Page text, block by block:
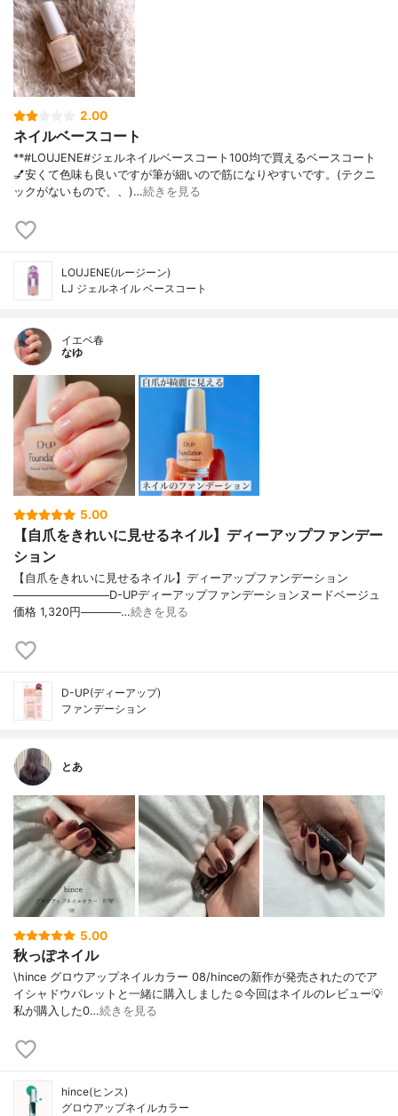
2.00
ネイルベースコート
**#LOUJENE#ジェルネイルベースコート100均で買えるベースコート
💅安くて色味も良いですが筆が細いので筋になりやすいです。(テクニ
ックがないもので、、)…続きを見る
LOUJENE(ルージーン)
LJ ジェルネイル ベースコート
イエベ春
なゆ
5.00
【自爪をきれいに見せるネイル】ディーアップファンデー
ション
【自爪をきれいに見せるネイル】ディーアップファンデーション
────────────D-UPディーアップファンデーションヌードベージュ
価格 1,320円─────…続きを見る
D-UP(ディーアップ)
ファンデーション
とあ
5.00
秋っぽネイル
\hince グロウアップネイルカラー 08/hinceの新作が発売されたのでア
イシャドウパレットと一緒に購入しました☺️今回はネイルのレビュー💡
私が購入した0…続きを見る
hince(ヒンス)
グロウアップネイルカラー